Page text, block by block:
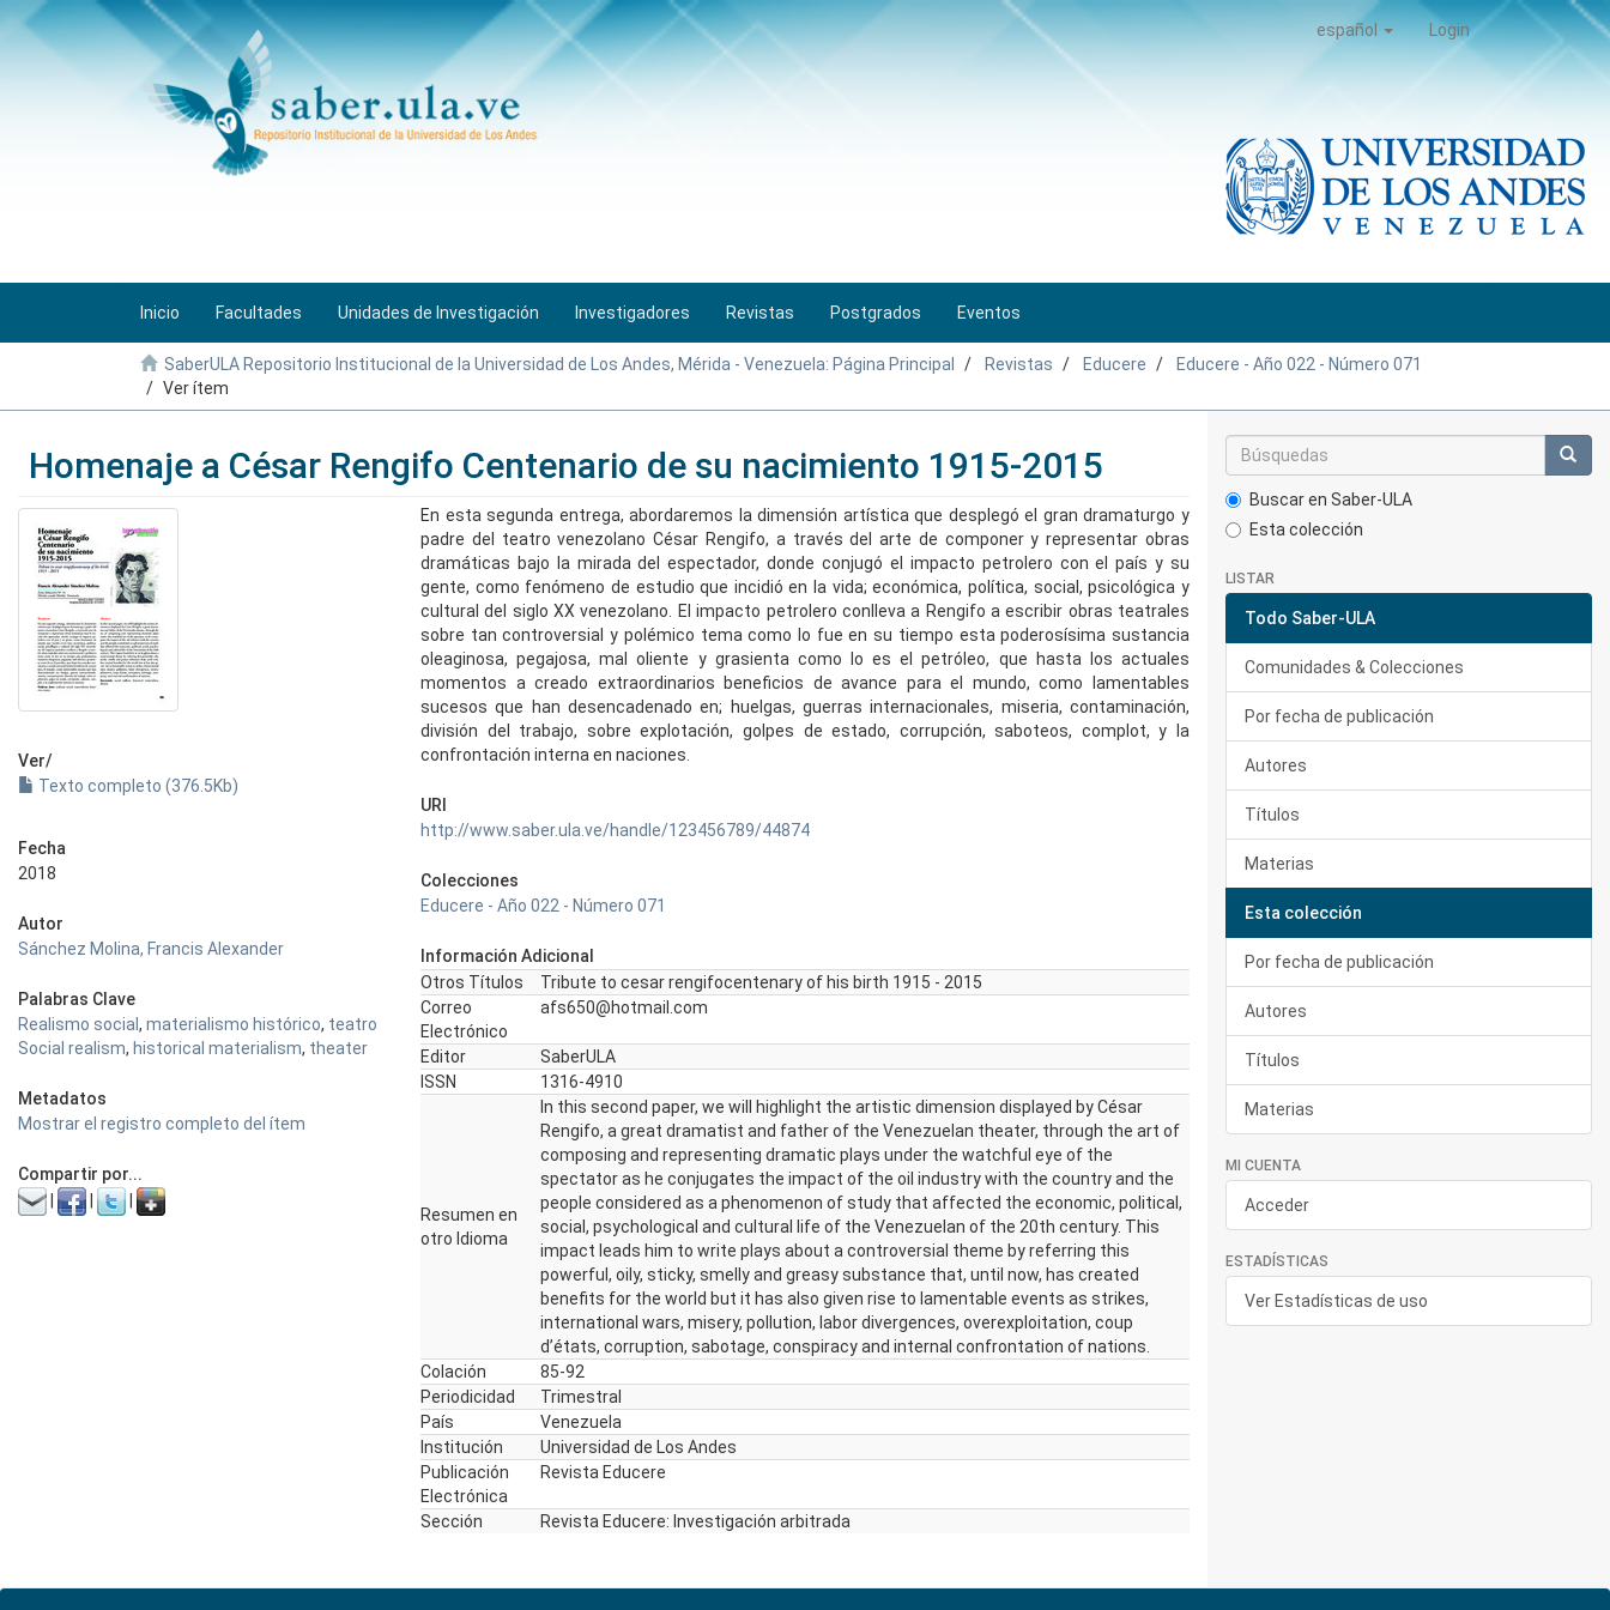
español Login
Inicio Facultades Unidades de Investigación Investigadores Revistas Postgrados Eventos
SaberULA Repositorio Institucional de la Universidad de Los Andes, Mérida - Venezuela: Página Principal Revistas Educere
Educere - Año 022 - Número 071
Ver ítem
Homenaje a César Rengifo Centenario de su nacimiento 1915-2015
Ver/
Texto completo (376.5Kb)
Fecha
2018
Autor
Sánchez Molina, Francis Alexander
Palabras Clave
Realismo social , materialismo histórico, teatro
Social realism, historical materialism, theater
Metadatos
Mostrar el registro completo del ítem
Compartir por...
En esta segunda entrega, abordaremos la dimensión artística que desplegó el gran dramaturgo y
padre del teatro venezolano César Rengifo, a través del arte de componer y representar obras
dramáticas bajo la mirada del espectador, donde conjugó el impacto petrolero con el país y su
gente, como fenómeno de estudio que incidió en la vida; económica, política, social, psicológica y
cultural del siglo XX venezolano. El impacto petrolero conlleva a Rengifo a escribir obras teatrales
sobre tan controversial y polémico tema como lo fue en su tiempo esta poderosísima sustancia
oleaginosa, pegajosa, mal oliente y grasienta como lo es el petróleo, que hasta los actuales
momentos a creado extraordinarios beneficios de avance para el mundo, como lamentables
sucesos que han desencadenado en; huelgas, guerras internacionales, miseria, contaminación,
división del trabajo, sobre explotación, golpes de estado, corrupción, saboteos, complot, y la
confrontación interna en naciones.
URI
http://www.saber.ula.ve/handle/123456789/44874
Colecciones
Educere - Año 022 - Número 071
Información Adicional
Otros Títulos
Tribute to cesar rengifocentenary of his birth 1915 - 2015
Correo
Electrónico
afs650@hotmail.com
Editor
SaberULA
ISSN
1316-4910
Resumen en
otro Idioma
In this second paper, we will highlight the artistic dimension displayed by César
Rengifo, a great dramatist and father of the Venezuelan theater, through the art of
composing and representing dramatic plays under the watchful eye of the
spectator as he conjugates the impact of the oil industry with the country and the
people considered as a phenomenon of study that affected the economic, political,
social, psychological and cultural life of the Venezuelan of the 20th century. This
impact leads him to write plays about a controversial theme by referring this
powerful, oily, sticky, smelly and greasy substance that, until now, has created
benefits for the world but it has also given rise to lamentable events as strikes,
international wars, misery, pollution, labor divergences, overexploitation, coup
d’états, corruption, sabotage, conspiracy and internal confrontation of nations.
Colación
85-92
Periodicidad
Trimestral
País
Venezuela
Institución
Universidad de Los Andes
Publicación
Electrónica
Revista Educere
Sección Revista Educere: Investigación arbitrada
Buscar en Saber-ULA
Esta colección
LISTAR
Todo Saber-ULA
Comunidades & Colecciones
Por fecha de publicación
Autores
Títulos
Materias
Esta colección
Por fecha de publicación
Autores
Títulos
Materias
MI CUENTA
Acceder
ESTADÍSTICAS
Ver Estadísticas de uso